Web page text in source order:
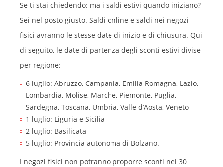
Se ti stai chiedendo: ma i saldi estivi quando iniziano?
Sei nel posto giusto. Saldi online e saldi nei negozi
fisici avranno le stesse date di inizio e di chiusura. Qui
di seguito, le date di partenza degli sconti estivi divise
per regione:
6 luglio: Abruzzo, Campania, Emilia Romagna, Lazio,
Lombardia, Molise, Marche, Piemonte, Puglia,
Sardegna, Toscana, Umbria, Valle d’Aosta, Veneto
1 luglio: Liguria e Sicilia
2 luglio: Basilicata
5 luglio: Provincia autonoma di Bolzano.
I negozi fisici non potranno proporre sconti nei 30